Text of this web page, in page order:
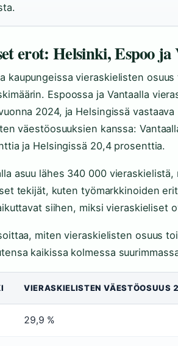
erot: Helsinki, Espoo ja
kaupungeissa vieraskielisten
Espoossa ja Vantaalla
2024, ja Helsingissä
väestöosuuksien kanssa:
ja Helsingissä 20,4 prosenttia.
asuu lähes 340 000
tekijät, kuten työmarkkinoiden
siihen, miksi vieraskieliset
miten vieraskielisten osuus
kaikissa kolmessa
VIERASKIELISTEN VÄESTÖOSUUS
29,9 %